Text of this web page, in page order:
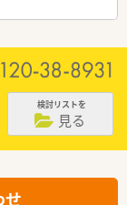
検討リストを
見る
せ